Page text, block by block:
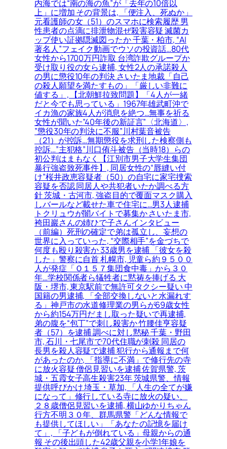
内海では“南の海の魚”が「去年の10倍以
上」に増加 その背景は, 「便注入、死ぬか」
元看護師の女（51）のスマホに検索履歴 男
性患者の点滴に排泄物混ぜ殺害容疑 滅菌カ
ップ使い証拠隠滅図ったか 千葉・柏市, “AI
著名人”フェイク動画でウソの投資話…80代
女性から1700万円詐取 台湾詐欺グループか
受け取り役の女ら逮捕, 女性2人の承諾殺人
の男に懲役10年の判決 さいたま地裁「自己
の殺人願望を満たすもの」「厳しい非難に
値する」, 【北朝鮮拉致問題】「4人が一緒
だと今でも思っている」1967年雄武町沖で
イカ漁の家族4人が消息を絶つ…無事を祈る
女性が聞いた”40年後の新証言”〈北海道〉,
”懲役30年の判決に不服”川村葉音被告
（21）が控訴…無期懲役を求刑した検察側も
控訴…”主犯格”川口侑斗被告（当時18）らの
初公判はまもなく【江別市男子大学生集団
暴行強盗致死事件】, 同居女性の“唇縫い付
け”桜井政恵容疑者（50）の自宅に家宅捜索
容疑を否認 同居人や共犯者いたか調べる方
針 茨城・古河市, 強盗目的で覆面マスク購入
しバールなど載せた車で住宅に…男3人逮捕
トクリュウが闇バイトで募集か さいたま市,
袴田巖さんの姉ひで子さんインタビュー
（前編）死刑の確定で弟は孤立し、妄想の
世界に入っていった, “交際相手”を金づちで
何度も殴り殺害か 33歳男を逮捕 「彼女を殺
した」警察に自首 札幌市, 児童ら約９５００
人が発症「Ｏ１５７集団食中毒」から３０
年…学校関係者ら犠牲者に黙祷を捧げる 大
阪・堺市, 東京駅前で無許可タクシー疑い 中
国籍の男逮捕, 「全部交換しないと水漏れす
る」神戸市の水道修理業の男らが69歳女性
から約154万円だまし取った疑いで再逮捕,
弟の腹を“包丁”で刺し殺害か 竹腰佳亨容疑
者（57）を逮捕 調べに対し黙秘 千葉・野田
市, 石川・七尾市で70代住職が刺殺 同居の
長男を殺人容疑で逮捕 犯行から通報まで何
があったのか, 「指導に不満」で修行先の寺
に放火容疑 僧侶見習いを逮捕 佐賀県警, 茨
城・五霞女子高生殺害23年 茨城県警、情報
提供呼びかけ 埼玉・草加, 「人生の全てが嫌
になって」修行している寺に放火の疑い、
２８歳僧侶見習いを逮捕, 横山ゆかりちゃん
行方不明３０年、群馬県警「どんな情報で
も提供してほしい」「あなたの記憶を届け
て」, 「子どもが倒れている」母親からの通
報 その後出頭した42歳父親を小学1年娘を